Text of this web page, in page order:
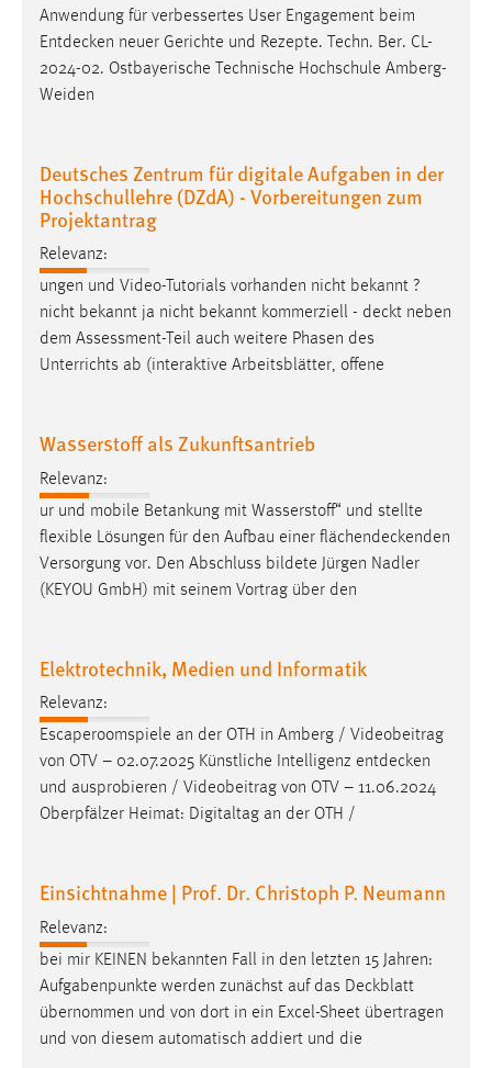
Anwendung für verbessertes User Engagement beim
Entdecken neuer Gerichte und Rezepte. Techn. Ber. CL-
2024-02. Ostbayerische Technische Hochschule Amberg-
Weiden
Deutsches Zentrum für digitale Aufgaben in der
Hochschullehre (DZdA) - Vorbereitungen zum
Projektantrag
Relevanz:
ungen und Video-Tutorials vorhanden nicht bekannt ?
nicht bekannt ja nicht bekannt kommerziell - deckt neben
dem Assessment-Teil auch weitere Phasen des
Unterrichts ab (interaktive Arbeitsblätter, offene
Wasserstoff als Zukunftsantrieb
Relevanz:
ur und mobile Betankung mit Wasserstoff“ und stellte
flexible Lösungen für den Aufbau einer flächendeckenden
Versorgung vor. Den Abschluss bildete Jürgen Nadler
(KEYOU GmbH) mit seinem Vortrag über den
Elektrotechnik, Medien und Informatik
Relevanz:
Escaperoomspiele an der OTH in Amberg / Videobeitrag
von OTV – 02.07.2025 Künstliche Intelligenz entdecken
und ausprobieren / Videobeitrag von OTV – 11.06.2024
Oberpfälzer Heimat: Digitaltag an der OTH /
Einsichtnahme | Prof. Dr. Christoph P. Neumann
Relevanz:
bei mir KEINEN bekannten Fall in den letzten 15 Jahren:
Aufgabenpunkte werden zunächst auf das Deckblatt
übernommen und von dort in ein Excel-Sheet übertragen
und von diesem automatisch addiert und die